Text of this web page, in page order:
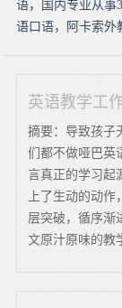
语，国内专业从事
语口语，阿卡索外
英语教学工
摘要：导致孩子
们都不做哑巴英
言真正的学习起
上了生动的动
层突破，循序渐
文原汁原味的教